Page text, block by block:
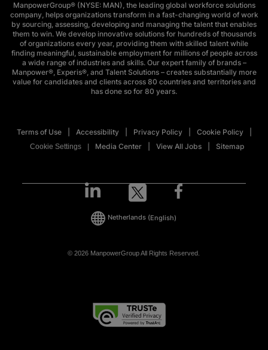
ManpowerGroup® (NYSE: MAN), the leading global workforce solutions
company, helps organizations transform in a fast-changing world of work
by sourcing, assessing, developing and managing the talent that enables
them to win. We develop innovative solutions for hundreds of thousands
of organizations every year, providing them with skilled talent while
finding meaningful, sustainable employment for millions of people across
a wide range of industries and skills. Our expert family of brands –
Manpower®, Experis®, and Talent Solutions – creates substantially more
value for candidates and clients across 80 countries and territories and
has done so for 80 years.
Terms of Use Accessibility Privacy Policy Cookie Policy
Cookie Settings Media Center View All Jobs Sitemap
© 2026 ManpowerGroup All Rights Reserved.
Netherlands (English)